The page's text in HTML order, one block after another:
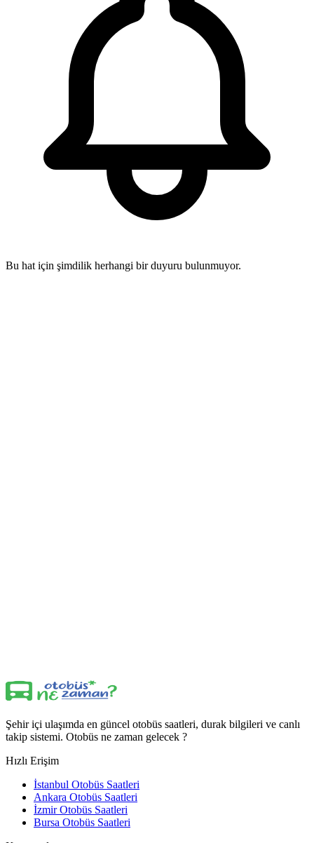
Bu hat için şimdilik herhangi bir duyuru bulunmuyor.
Şehir içi ulaşımda en güncel otobüs saatleri, durak bilgileri ve canlı
takip sistemi. Otobüs ne zaman gelecek ?
Hızlı Erişim
İstanbul Otobüs Saatleri
Ankara Otobüs Saatleri
İzmir Otobüs Saatleri
Bursa Otobüs Saatleri